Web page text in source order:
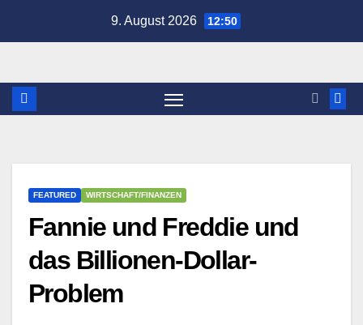
9. August 2026 12:50
FEATURED WIRTSCHAFT/FINANZEN
Fannie und Freddie und
das Billionen-Dollar-
Problem